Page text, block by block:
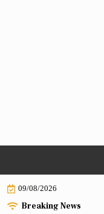
to
content
09/08/2026
Breaking News
ANH HOẶC